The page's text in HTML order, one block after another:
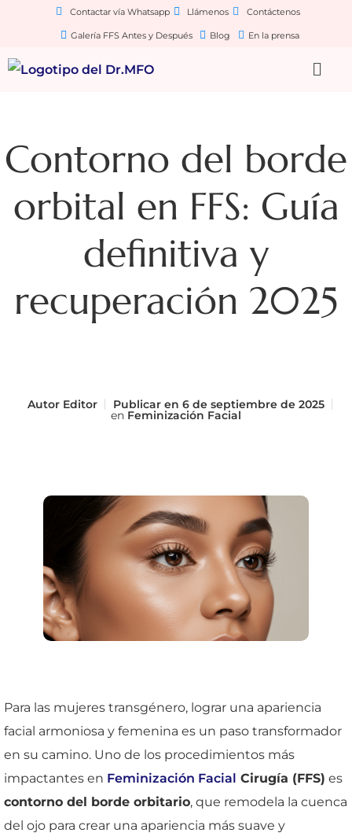
Contactar vía Whatsapp Llámenos Contáctenos
Galería FFS Antes y Después Blog En la prensa
Contorno del borde
orbital en FFS: Guía
definitiva y
recuperación 2025
Autor Editor Publicar en 6 de septiembre de 2025
en Feminización Facial
Para las mujeres transgénero, lograr una apariencia
facial armoniosa y femenina es un paso transformador
en su camino. Uno de los procedimientos más
impactantes en Feminización Facial Cirugía (FFS) es
contorno del borde orbitario, que remodela la cuenca
del ojo para crear una apariencia más suave y